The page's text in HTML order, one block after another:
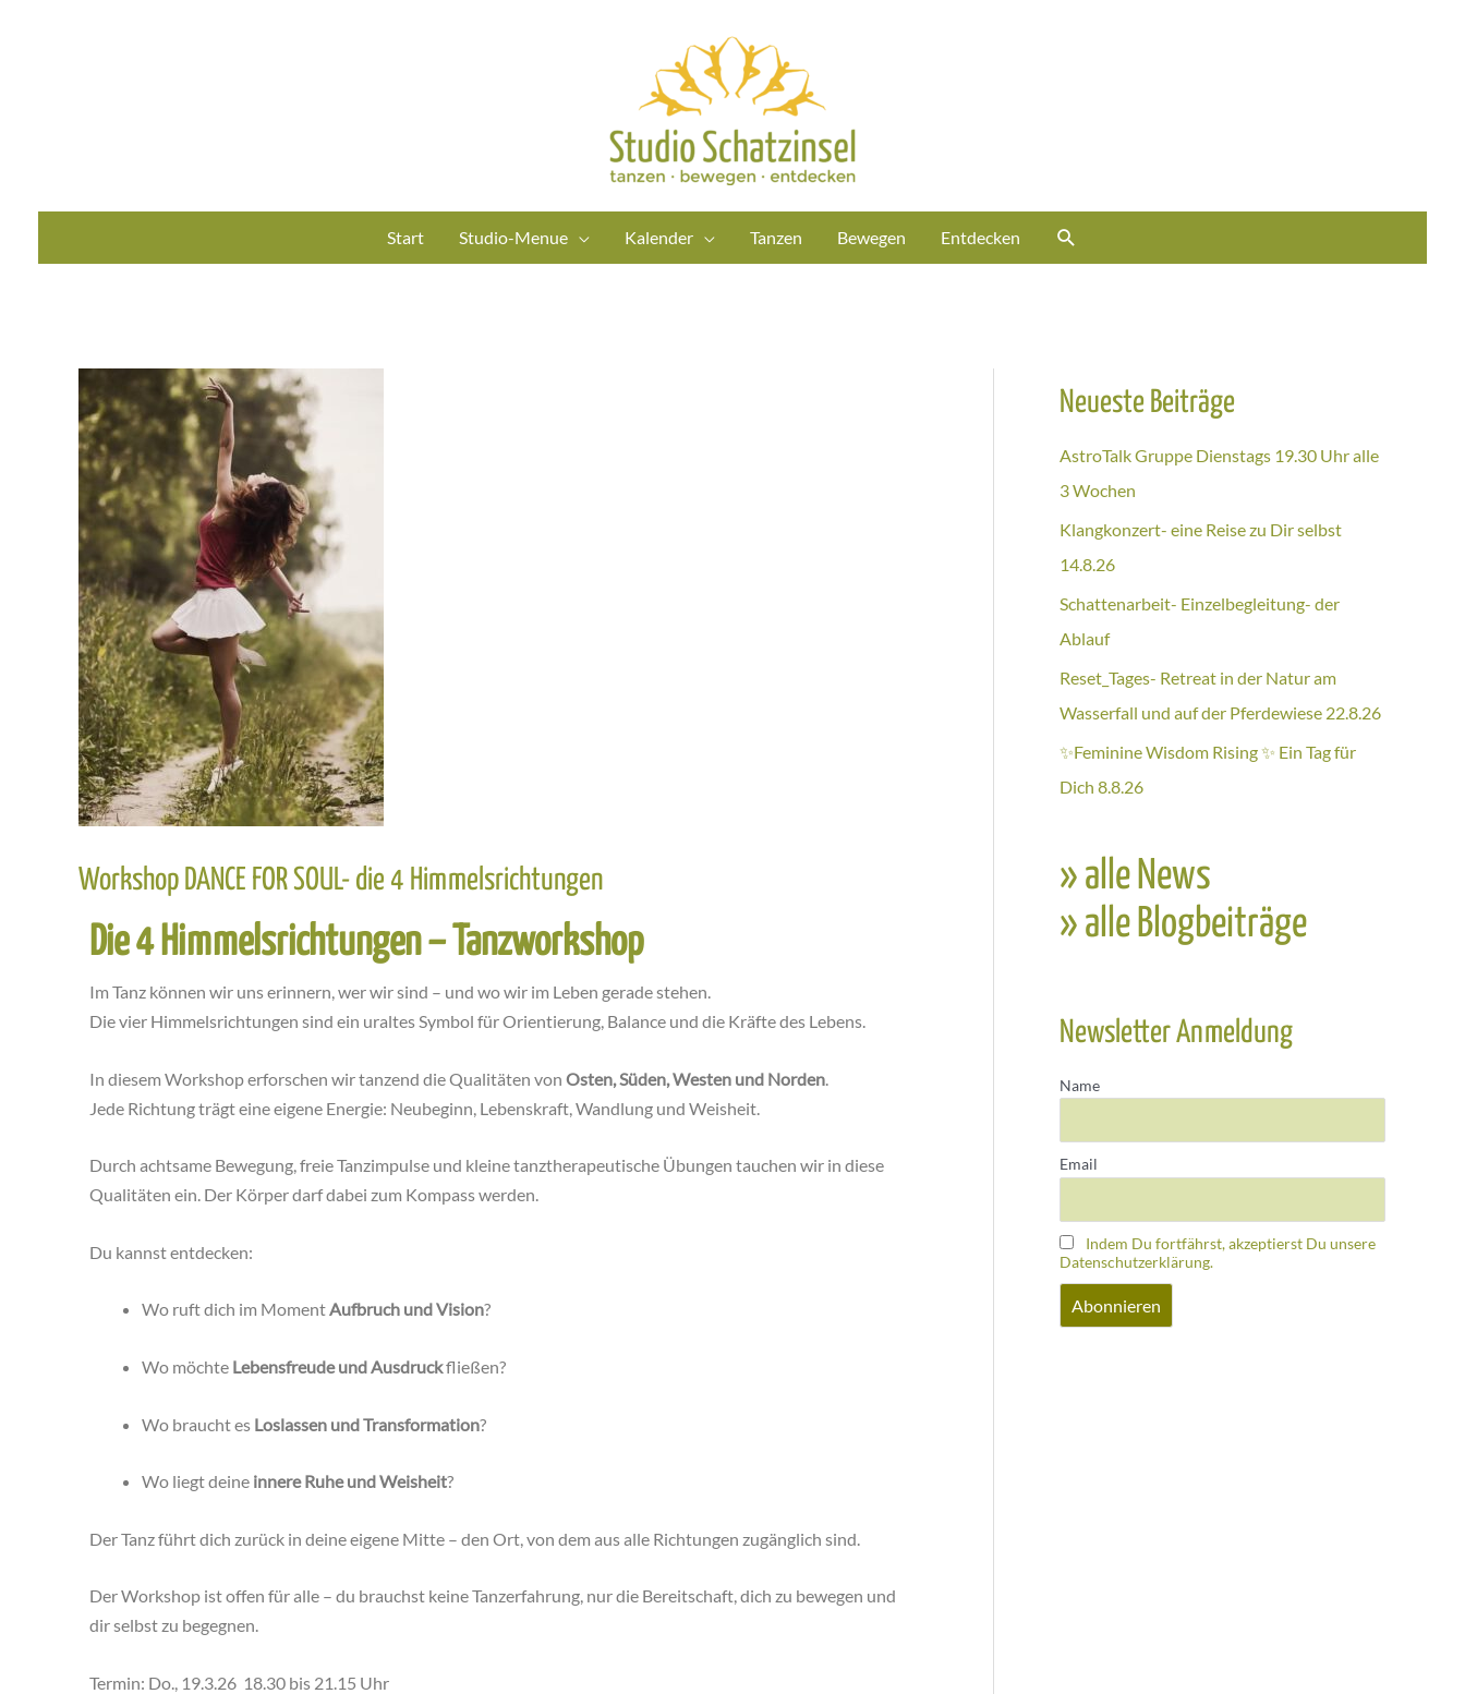
Start Studio-Menue Kalender Tanzen Bewegen Entdecken
Workshop DANCE FOR SOUL- die 4 Himmelsrichtungen
Die 4 Himmelsrichtungen – Tanzworkshop
Im Tanz können wir uns erinnern, wer wir sind – und wo wir im Leben gerade stehen.
Die vier Himmelsrichtungen sind ein uraltes Symbol für Orientierung, Balance und die Kräfte des Lebens.
In diesem Workshop erforschen wir tanzend die Qualitäten von Osten, Süden, Westen und Norden
Jede Richtung trägt eine eigene Energie: Neubeginn, Lebenskraft, Wandlung und Weisheit.
Durch achtsame Bewegung, freie Tanzimpulse und kleine tanztherapeutische Übungen tauchen wir in diese
Qualitäten ein. Der Körper darf dabei zum Kompass werden.
Du kannst entdecken:
Wo ruft dich im MomentAufbruch und Vision?
Wo möchte Lebensfreude und Ausdruckfließen?
Wo braucht es Loslassen und Transformation?
Wo liegt deine innere Ruhe und Weisheit?
Der Tanz führt dich zurück in deine eigene Mitte – den Ort, von dem aus alle Richtungen zugänglich sind.
Der Workshop ist offen für alle – du brauchst keine Tanzerfahrung, nur die Bereitschaft, dich zu bewegen und
dir selbst zu begegnen.
Termin: Do., 19.3.26 18.30 bis 21.15 Uhr
Neueste Beiträge
AstroTalk Gruppe Dienstags 19.30 Uhr alle
3 Wochen
Klangkonzert- eine Reise zu Dir selbst
14.8.26
Schattenarbeit- Einzelbegleitung- der
Ablauf
Reset_Tages- Retreat in der Natur am
Wasserfall und auf der Pferdewiese 22.8.26
✨Feminine Wisdom Rising ✨ Ein Tag für
Dich 8.8.26
» alle News
» alle Blogbeiträge
Newsletter Anmeldung
Name
Email
Indem Du fortfährst, akzeptierst Du unsere
Datenschutzerklärung.